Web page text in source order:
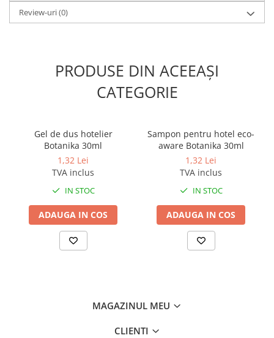
Review-uri(0)
PRODUSE DIN ACEEAȘI
CATEGORIE
Gel de dus hotelier
Botanika 30ml
1,32 Lei
TVA inclus
IN STOC
ADAUGA IN COS
Sampon pentru hotel eco-
aware Botanika 30ml
1,32 Lei
TVA inclus
IN STOC
ADAUGA IN COS
MAGAZINUL MEU
CLIENTI